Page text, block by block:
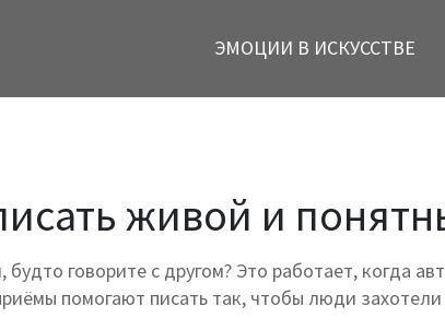
ЭМОЦИИ В ИСКУССТВЕ
живой и
говорите с другом? Это работает, когда
помогают писать так, чтобы люди